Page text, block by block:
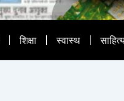
शिक्षा स्वास्थ